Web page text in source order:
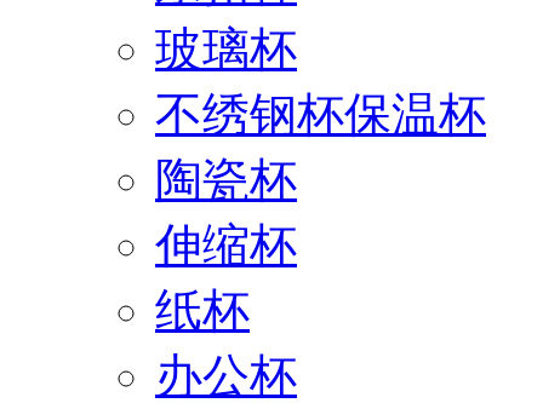
玻璃杯
不绣钢杯保温杯
陶瓷杯
伸缩杯
纸杯
办公杯